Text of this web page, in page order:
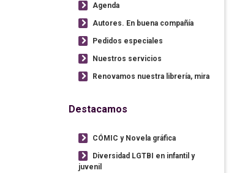
Agenda
Autores. En buena compañía
Pedidos especiales
Nuestros servicios
Renovamos nuestra librería, mira
Destacamos
CÓMIC y Novela gráfica
Diversidad LGTBI en infantil y
juvenil